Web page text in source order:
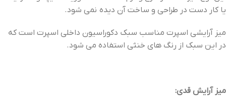
یا کار دست در طراحی و ساخت آن دیده نمی شود.
میز آرایشی اسپرت مناسب سبک دکوراسیون داخلی اسپرت است که
در این سبک از رنگ های خنثی استفاده می شود.
میز آرایش قدی: